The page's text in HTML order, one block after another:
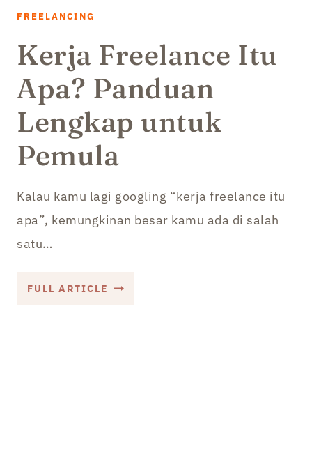
INI,
PENTING!
FREELANCING
Kerja Freelance Itu
Apa? Panduan
Lengkap untuk
Pemula
Kalau kamu lagi googling “kerja freelance itu
apa”, kemungkinan besar kamu ada di salah
satu…
FULL ARTICLE KERJA